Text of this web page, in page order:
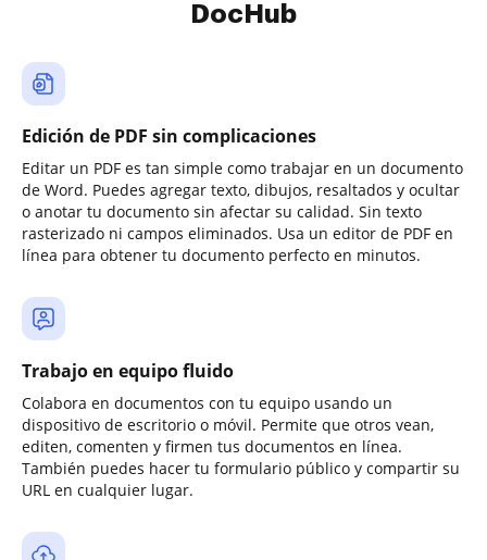
DocHub
Edición de PDF sin complicaciones
Editar un PDF es tan simple como trabajar en un documento
de Word. Puedes agregar texto, dibujos, resaltados y ocultar
o anotar tu documento sin afectar su calidad. Sin texto
rasterizado ni campos eliminados. Usa un editor de PDF en
línea para obtener tu documento perfecto en minutos.
Trabajo en equipo fluido
Colabora en documentos con tu equipo usando un
dispositivo de escritorio o móvil. Permite que otros vean,
editen, comenten y firmen tus documentos en línea.
También puedes hacer tu formulario público y compartir su
URL en cualquier lugar.